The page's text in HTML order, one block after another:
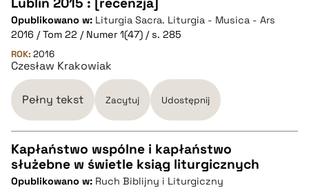
pobierz cytat
BIBTEX
pobierz cytat
Opublikowano w: Liturgia Sacra. Liturgia - Musica - Ars
2016 / Tom 22 / Numer 1(47) / s. 285
ROK: 2016
Czesław Krakowiak
Pełny tekst Zacytuj Udostępnij
CZYSTY TEKST
Kapłaństwo wspólne i kapłaństwo
służebne w świetle ksiąg liturgicznych
Opublikowano w: Ruch Biblijny i Liturgiczny